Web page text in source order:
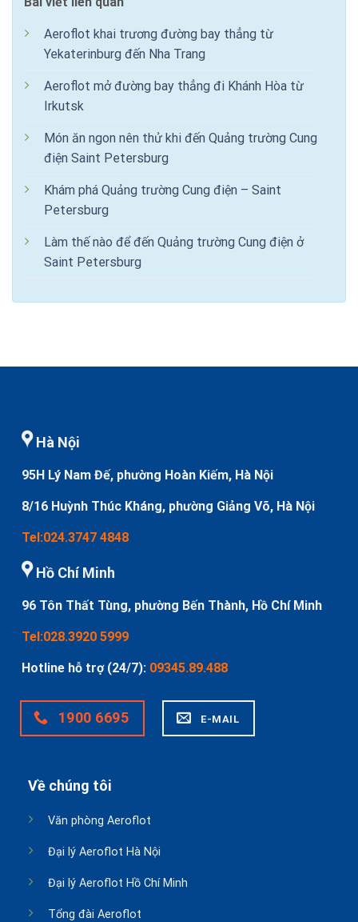
Aeroflot khai trương đường bay thẳng từ
Yekaterinburg đến Nha Trang
Aeroflot mở đường bay thẳng đi Khánh Hòa từ
Irkutsk
Món ăn ngon nên thử khi đến Quảng trường Cung
điện Saint Petersburg
Khám phá Quảng trường Cung điện – Saint
Petersburg
Làm thế nào để đến Quảng trường Cung điện ở
Saint Petersburg
Hà Nội
95H Lý Nam Đế, phường Hoàn Kiếm, Hà Nội
8/16 Huỳnh Thúc Kháng, phường Giảng Võ, Hà Nội
Tel:024.3747 4848
Hồ Chí Minh
96 Tôn Thất Tùng, phường Bến Thành, Hồ Chí Minh
Tel:028.3920 5999
Hotline hỗ trợ (24/7): 09345.89.488
1900 6695 E-MAIL
Về chúng tôi
Văn phòng Aeroflot
Đại lý Aeroflot Hà Nội
Đại lý Aeroflot Hồ Chí Minh
Tổng đài Aeroflot